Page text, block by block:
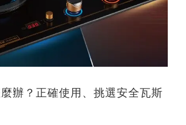
辦？正確使用、挑選安全瓦斯